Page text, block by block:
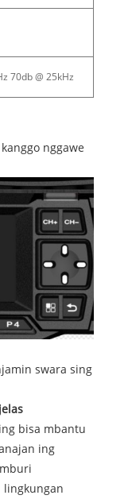
70db @ 25kHz
nggawe
swara sing
bisa mbantu
ing
lingkungan